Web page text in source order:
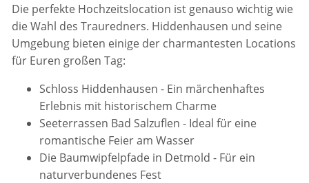
Die perfekte Hochzeitslocation ist genauso wichtig wie
die Wahl des Trauredners. Hiddenhausen und seine
Umgebung bieten einige der charmantesten Locations
für Euren großen Tag:
Schloss Hiddenhausen - Ein märchenhaftes
Erlebnis mit historischem Charme
Seeterrassen Bad Salzuflen - Ideal für eine
romantische Feier am Wasser
Die Baumwipfelpfade in Detmold - Für ein
naturverbundenes Fest